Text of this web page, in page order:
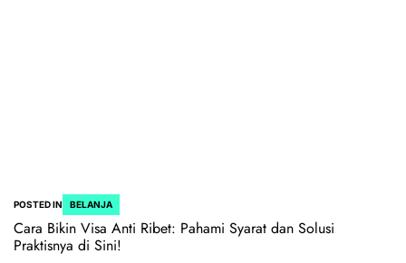
POSTED IN BELANJA
Cara Bikin Visa Anti Ribet: Pahami Syarat dan Solusi
Praktisnya di Sini!